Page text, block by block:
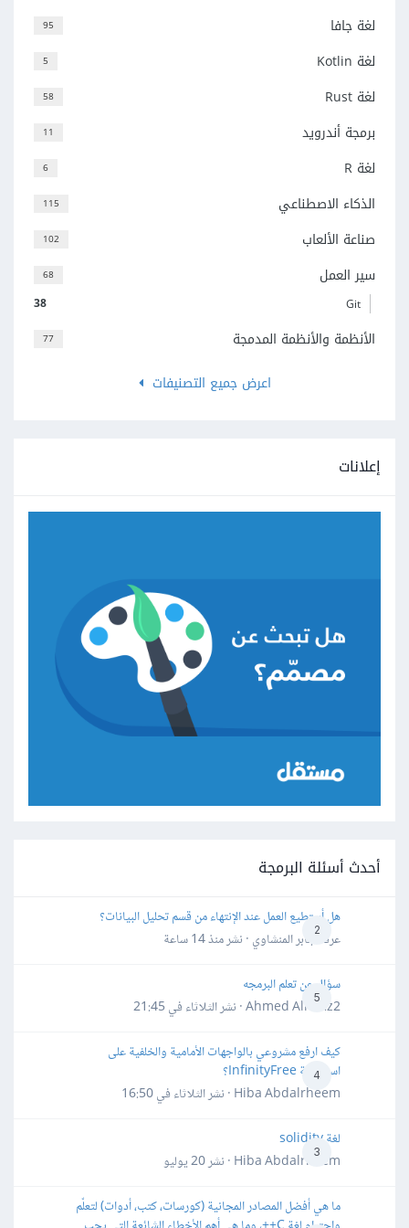
95 لغة جافا
5 لغة Kotlin
58 لغة Rust
11 برمجة أندرويد
6 لغة R
115 الذكاء الاصطناعي
102 صناعة الألعاب
68 سير العمل
38 Git
77
الأنظمة والأنظمة المدمجة
اعرض جميع التصنيفات
إعلانات
أحدث أسئلة البرمجة
2
هل أستطيع العمل عند الإنتهاء من قسم تحليل البيانات؟
عرفه جابر المنشاوي · نشرمنذ 14 ساعة
5
سؤال عن تعلم البرمجه
Ahmed Alhafiz2 · نشر
الثلاثاء في 21:45
4
كيف ارفع مشروعي بالواجهات الأمامية والخلفية على
استضافة InfinityFree؟
Hiba Abdalrheem · نشر
الثلاثاء في 16:50
3
لغة solidity
Hiba Abdalrheem · نشر
20 يوليو
ما هي أفضل المصادر المجانية (كورسات، كتب، أدوات) لتعلّم